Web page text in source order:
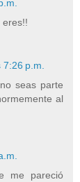
eres!!
p.m.
seas parte
al
me pareció